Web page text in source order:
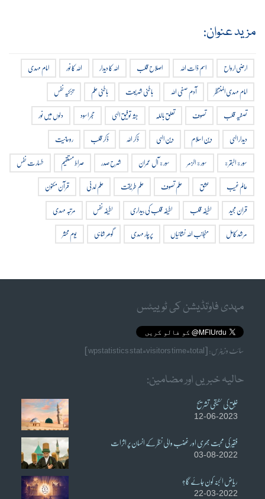
مزید عنوان:
ارضی ارواح اسم ذات اللہ اصلاح قلب اللہ کا دیدار اللہ کا نور
امام مہدی
امام مہدی المنتظر
آدم صفی اللہ باطنی شریعت باطنی علم
تزکیہ نفس
تصفیہ قلب
تصوف تعلق باللہ جثہ توفیق الہی حجر اسود
دلوں میں نور
دیدار الہی
دین اسلام دین الہی ذکر اللہ ذکر قلب
روحانیت
سورة البقرة
سورة الزمر سورة آل عمران شرح صدر صراط مستقیم
طہارت نفس
عالم غیب
عشق علم تصوف علم طریقت علم لدنی
قرآن مکنون
قران مجید
لطیفہ قلب لطیفہ قلب کی بیداری لطیفہ نفس
مرتبہ مہدی
مرشد کامل
منجانب اللہ نشانیاں پرچار مہدی گوھر شاہی یوم محشر
مہدی فاوٗنڈیشن کی ٹوییٹس
سائٹ وزیٹرس: [wpstatistics stat=visitors time=total]
حالیہ خبریں اور مضامین:
خُلق کی حقیقی تشریح
12-06-2023
فقیر کی محبت بھری اور غضب والی نظر کے انسان پر اثرات
03-08-2022
ریاض الجنہ کون جائے گا؟
22-03-2022